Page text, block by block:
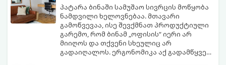
პატარა ბინაში სამუშაო სივრცის მოწყობა
ნამდვილი ხელოვნებაა. მთავარი
გამოწვევაა, ისე შევქმნათ პროდუქტიული
გარემო, რომ ბინამ „ოფისის“ იერი არ
მიიღოს და თქვენი სხეულიც არ
გადაიღალოს. ერგონომიკა აქ გადამწყვეტ